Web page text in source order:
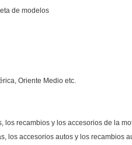
de modelos
Oriente Medio etc.
recambios y los accesorios de la
los accesorios autos y los recambios